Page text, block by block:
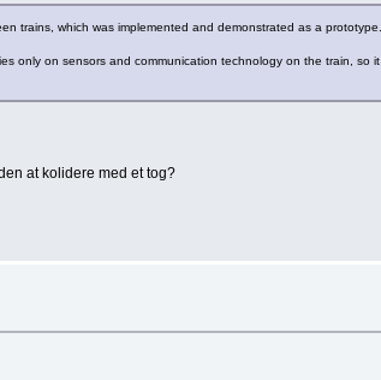
trains, which was implemented and demonstrated as a prototype.
only on sensors and communication technology on the train,
at kolidere med et tog?